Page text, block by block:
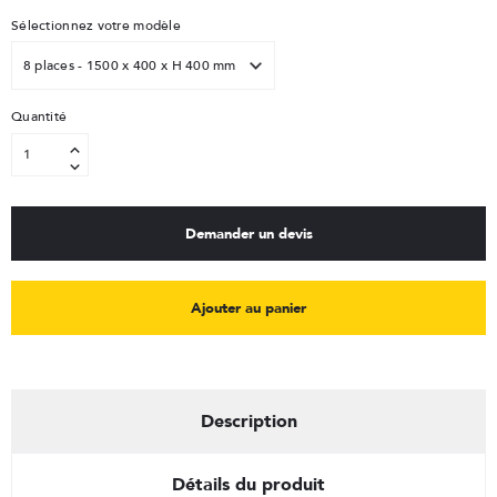
Sélectionnez votre modèle
Quantité
Demander un devis
Ajouter au panier
Description
Détails du produit